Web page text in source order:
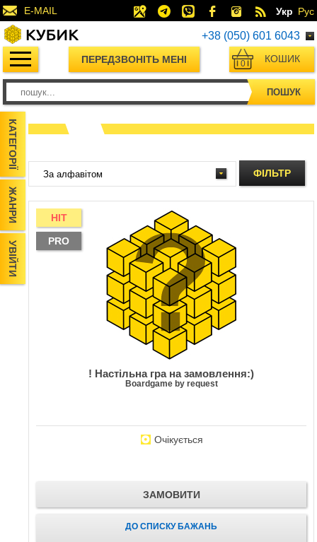
E-MAIL Укр Рус
+38 (050) 601 6043
ПЕРЕДЗВОНІТЬ МЕНІ КОШИК
0
ПОШУК
КАТЕГОРІЇ
ЖАНРИ
УВІЙТИ
ФІЛЬТР
HIT
PRO
! Настільна гра на замовлення:)
Boardgame by request
Очікується
ЗАМОВИТИ
ДО СПИСКУ БАЖАНЬ